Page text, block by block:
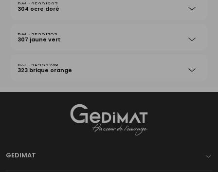
25201697
304 ocre doré
25201703
307 jaune vert
25202748
323 brique orange
GEDIMAT